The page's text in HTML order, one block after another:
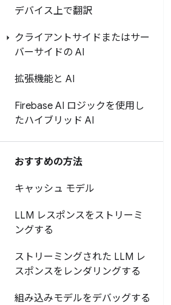
デバイス上で翻訳
クライアントサイドまたはサー
バーサイドの AI
拡張機能と AI
Firebase AI ロジックを使用し
たハイブリッド AI
おすすめの方法
キャッシュ モデル
LLM レスポンスをストリーミ
ングする
ストリーミングされた LLM レ
スポンスをレンダリングする
組み込みモデルをデバッグする